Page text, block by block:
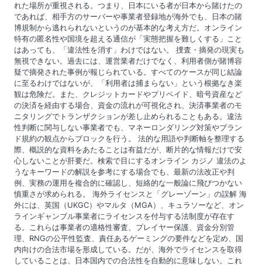
れた場所が重視される。つまり、日本にいる者が日本から賭けたの
であれば、相手方のサーバーや事業者登録地が海外でも、日本の賭
博規制から逃れられないというのが基本的な考え方だ。オンライン
特有の匿名性や国境を超える通信が「実態把握を難しくする」こと
はあっても、「違法性を消す」わけではない。 捜査・摘発の現実も
無視できない。過去には、運営業者だけでなく、利用者側が賭博容
疑で摘発された事例が報じられている。すべてのケースが同じ結論
に至るわけではないが、「利用者は捕まらない」という根拠なき楽
観は危険だ。また、クレジットカードやプリペイド、暗号資産など
の決済を経由する場合、資金の流れが可視化され、決済事業者のモ
ニタリングでトランザクションが差し止められることもある。違法
性判断に関与しない事業者でも、マネーロンダリング対策やブラン
ド規約の観点からブロックを行う。 法的な用語や判断軸を整理する
際、概説的な資料をあたることは有益だが、断片的な情報だけで安
心しないことが肝要だ。検索で目にするオンライン カジノ 違法のよ
うなキーワードの解説を参考にする場合でも、最新の法改正や判
例、実務の運用を複合的に確認し、短絡的な一般論に飛びつかない
慎重さが求められる。 海外ライセンスと「グレーゾーン」の誤解 海
外には、英国（UKGC）やマルタ（MGA）、キュラソーなど、オン
ラインギャンブル事業者にライセンスを付与する法制度が存在す
る。これらは事業者の適格性審査、プレイヤー保護、資金分別管
理、RNGの公平性監査、責任あるゲーミングの要件などを定め、国
内向けの合法市場を形成している。だが、海外でライセンスを取得
していることは、日本国内での合法性を自動的に意味しない。これ